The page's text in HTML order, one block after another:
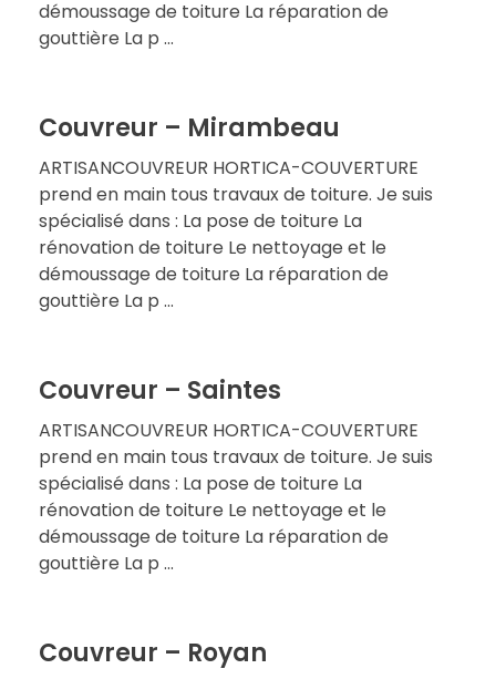
démoussage de toiture La réparation de
gouttière La p ...
Couvreur – Mirambeau
ARTISANCOUVREUR HORTICA-COUVERTURE
prend en main tous travaux de toiture. Je suis
spécialisé dans : La pose de toiture La
rénovation de toiture Le nettoyage et le
démoussage de toiture La réparation de
gouttière La p ...
Couvreur – Saintes
ARTISANCOUVREUR HORTICA-COUVERTURE
prend en main tous travaux de toiture. Je suis
spécialisé dans : La pose de toiture La
rénovation de toiture Le nettoyage et le
démoussage de toiture La réparation de
gouttière La p ...
Couvreur – Royan